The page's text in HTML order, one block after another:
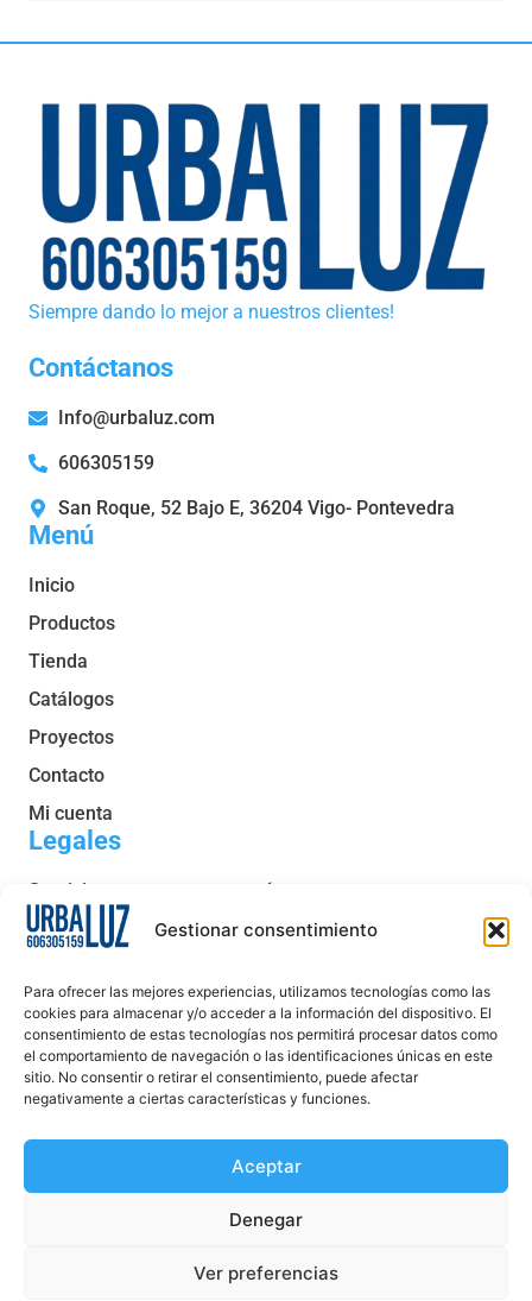
Gestionar consentimiento
Para ofrecer las mejores experiencias, utilizamos tecnologías como las
cookies para almacenar y/o acceder a la información del dispositivo. El
consentimiento de estas tecnologías nos permitirá procesar datos como
el comportamiento de navegación o las identificaciones únicas en este
sitio. No consentir o retirar el consentimiento, puede afectar
negativamente a ciertas características y funciones.
Aceptar
Denegar
Ver preferencias
Siempre dando lo mejor a nuestros clientes!
Menú
Inicio
Productos
Tienda
Catálogos
Proyectos
Contacto
Mi cuenta
Legales
Servicio post venta y garantía
Condiciones generales de venta
Política de cookies
Aviso legal
Declaración de accesibilidad
Contáctanos
Info@urbaluz.com
606305159
San Roque, 52 Bajo E, 36204 Vigo- Pontevedra